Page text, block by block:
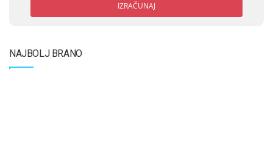
IZRAČUNAJ
NAJBOLJ BRANO